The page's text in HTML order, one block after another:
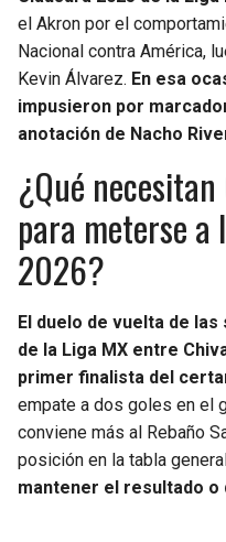
el Akron por el
Nacional contra América,
Kevin Álvarez. En esa
impusieron por
anotación de Nacho
¿Qué
para meterse
2026?
El duelo de vuelta de
de la Liga MX entre
primer finalista del
empate a dos goles en el
conviene más al Rebaño
posición en la tabla
mantener el resultado